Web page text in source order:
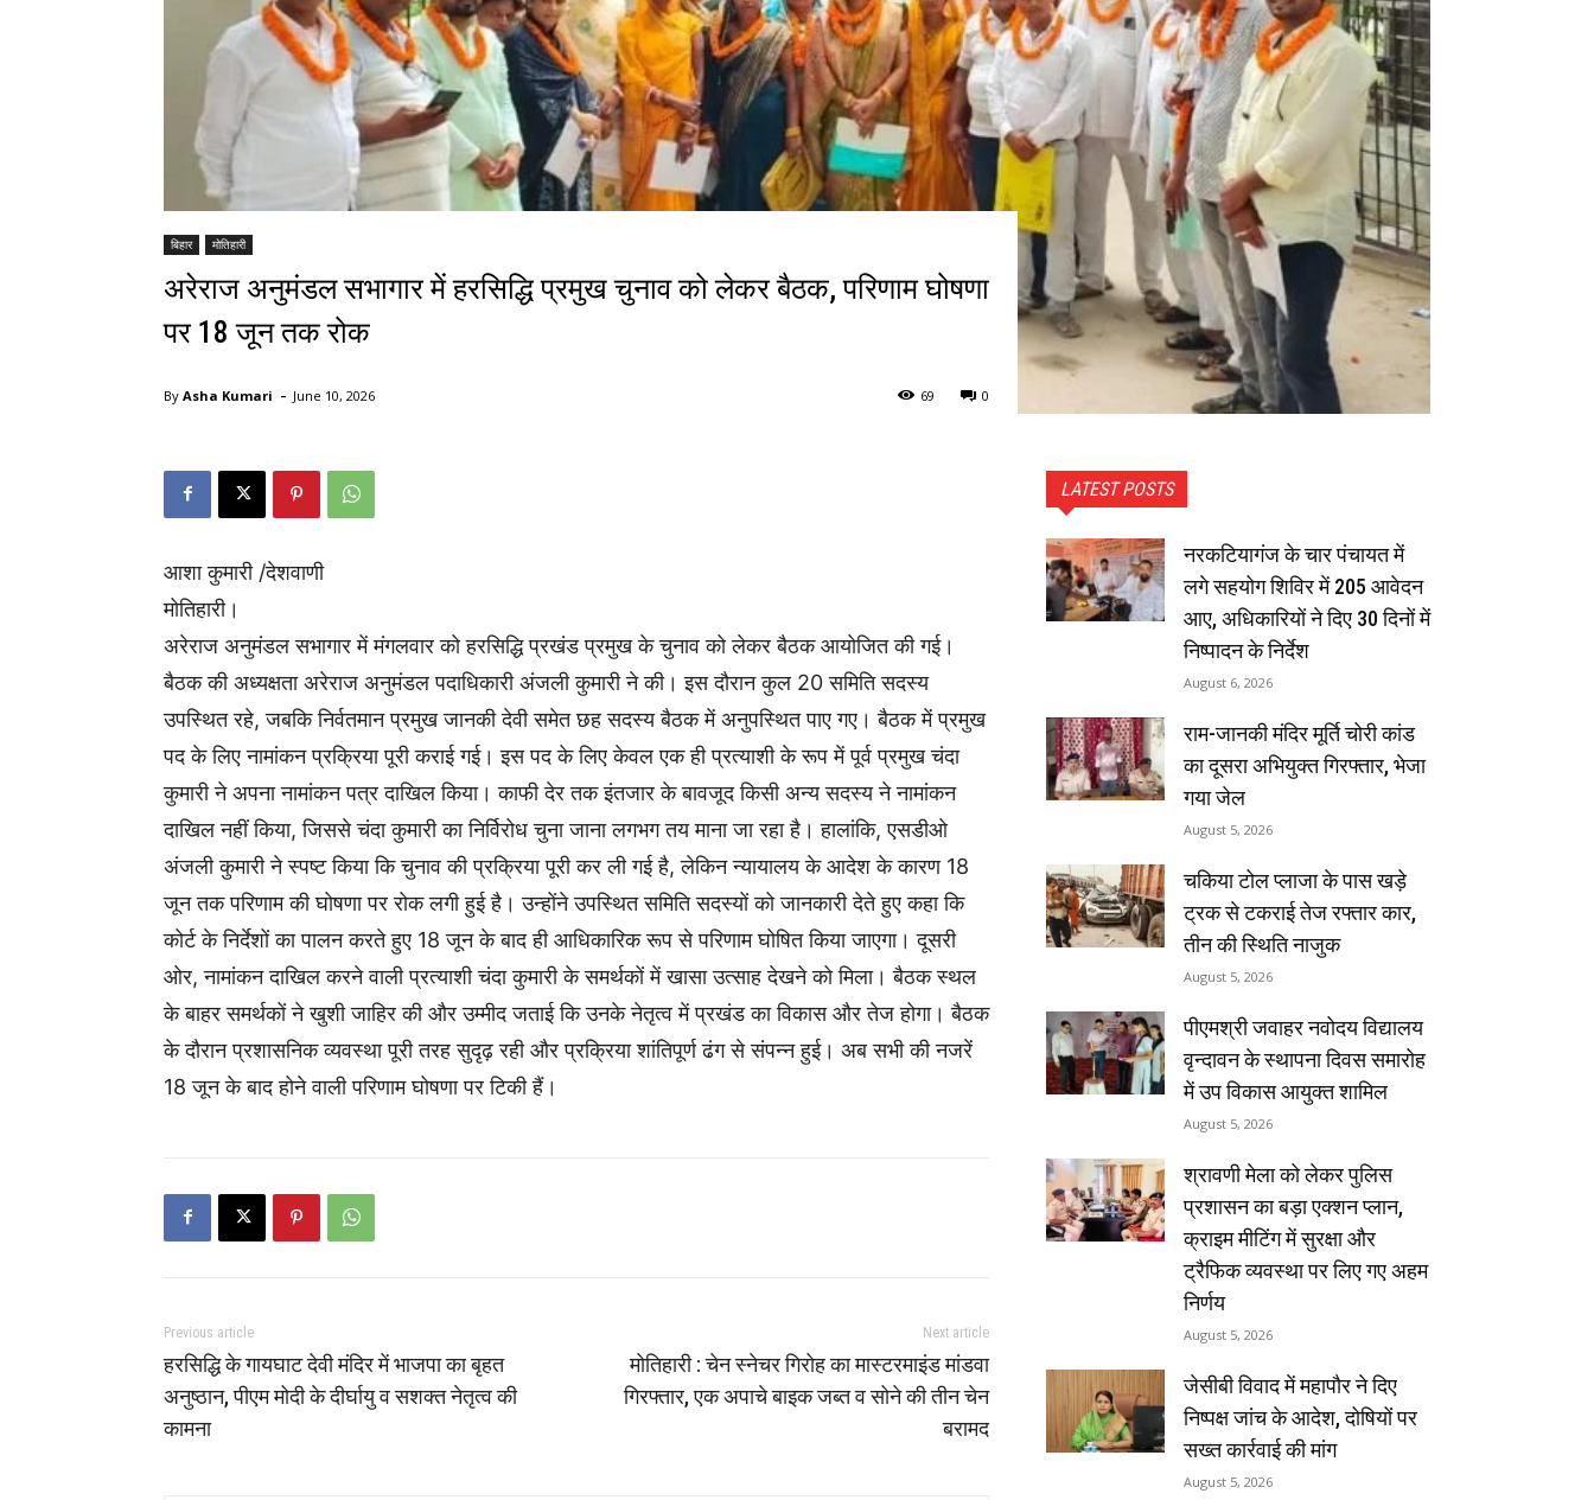
बिहार मोतिहारी
अरेराज अनुमंडल सभागार में हरसिद्धि प्रमुख चुनाव को लेकर बैठक, परिणाम घोषणा
पर 18 जून तक रोक
By Asha Kumari - June 10, 2026 0
69
आशा कुमारी /देशवाणी
मोतिहारी।
अरेराज अनुमंडल सभागार में मंगलवार को हरसिद्धि प्रखंड प्रमुख के चुनाव को लेकर बैठक आयोजित की गई।
बैठक की अध्यक्षता अरेराज अनुमंडल पदाधिकारी अंजली कुमारी ने की। इस दौरान कुल 20 समिति सदस्य
उपस्थित रहे, जबकि निर्वतमान प्रमुख जानकी देवी समेत छह सदस्य बैठक में अनुपस्थित पाए गए। बैठक में प्रमुख
पद के लिए नामांकन प्रक्रिया पूरी कराई गई। इस पद के लिए केवल एक ही प्रत्याशी के रूप में पूर्व प्रमुख चंदा
कुमारी ने अपना नामांकन पत्र दाखिल किया। काफी देर तक इंतजार के बावजूद किसी अन्य सदस्य ने नामांकन
दाखिल नहीं किया, जिससे चंदा कुमारी का निर्विरोध चुना जाना लगभग तय माना जा रहा है। हालांकि, एसडीओ
अंजली कुमारी ने स्पष्ट किया कि चुनाव की प्रक्रिया पूरी कर ली गई है, लेकिन न्यायालय के आदेश के कारण 18
जून तक परिणाम की घोषणा पर रोक लगी हुई है। उन्होंने उपस्थित समिति सदस्यों को जानकारी देते हुए कहा कि
कोर्ट के निर्देशों का पालन करते हुए 18 जून के बाद ही आधिकारिक रूप से परिणाम घोषित किया जाएगा। दूसरी
ओर, नामांकन दाखिल करने वाली प्रत्याशी चंदा कुमारी के समर्थकों में खासा उत्साह देखने को मिला। बैठक स्थल
के बाहर समर्थकों ने खुशी जाहिर की और उम्मीद जताई कि उनके नेतृत्व में प्रखंड का विकास और तेज होगा। बैठक
के दौरान प्रशासनिक व्यवस्था पूरी तरह सुदृढ़ रही और प्रक्रिया शांतिपूर्ण ढंग से संपन्न हुई। अब सभी की नजरें
18 जून के बाद होने वाली परिणाम घोषणा पर टिकी हैं।
Previous article
हरसिद्धि के गायघाट देवी मंदिर में भाजपा का बृहत
अनुष्ठान, पीएम मोदी के दीर्घायु व सशक्त नेतृत्व की
कामना
Next article
मोतिहारी : चेन स्नेचर गिरोह का मास्टरमाइंड मांडवा
गिरफ्तार, एक अपाचे बाइक जब्त व सोने की तीन चेन
बरामद
LATEST POSTS
नरकटियागंज के चार पंचायत में
लगे सहयोग शिविर में 205 आवेदन
आए, अधिकारियों ने दिए 30 दिनों में
निष्पादन के निर्देश
August 6, 2026
राम-जानकी मंदिर मूर्ति चोरी कांड
का दूसरा अभियुक्त गिरफ्तार, भेजा
गया जेल
August 5, 2026
चकिया टोल प्लाजा के पास खड़े
ट्रक से टकराई तेज रफ्तार कार,
तीन की स्थिति नाजुक
August 5, 2026
पीएमश्री जवाहर नवोदय विद्यालय
वृन्दावन के स्थापना दिवस समारोह
में उप विकास आयुक्त शामिल
August 5, 2026
श्रावणी मेला को लेकर पुलिस
प्रशासन का बड़ा एक्शन प्लान,
क्राइम मीटिंग में सुरक्षा और
ट्रैफिक व्यवस्था पर लिए गए अहम
निर्णय
August 5, 2026
जेसीबी विवाद में महापौर ने दिए
निष्पक्ष जांच के आदेश, दोषियों पर
सख्त कार्रवाई की मांग
August 5, 2026